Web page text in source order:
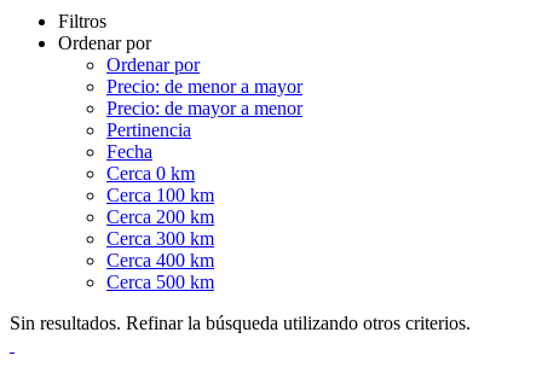
Filtros
Ordenar por
Ordenar por
Precio: de menor a mayor
Precio: de mayor a menor
Pertinencia
Fecha
Cerca 0 km
Cerca 100 km
Cerca 200 km
Cerca 300 km
Cerca 400 km
Cerca 500 km
Sin resultados. Refinar la búsqueda utilizando otros criterios.